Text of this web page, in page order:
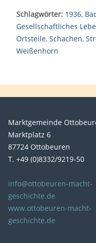
Schlagwörter: 1936,
Gesellschaftliches
Ortsteile, Schachen,
Weißenhorn
Marktgemeinde
Marktplatz 6
87724 Ottobeuren
T. +49 (0)8332/9219-50
info@ottobeuren-macht-
geschichte.de
www.ottobeuren-macht-
geschichte.de